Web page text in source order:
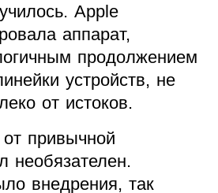
Apple
аппарат,
продолжением
устройств, не
от истоков.
привычной
необязателен.
внедрения, так